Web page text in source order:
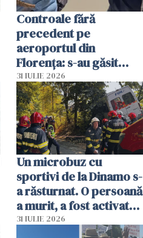
Controale fără
precedent pe
aeroportul din
Florența: s-au găsit
capete de aligator și o
sumă imensă de bani
31 IULIE 2026
Un microbuz cu
sportivi de la Dinamo s-
a răsturnat. O persoană
a murit, a fost activat
planul roșu de
31 IULIE 2026